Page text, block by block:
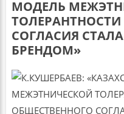
МОДЕЛЬ
СОГЛАСИЯ
БРЕНДОМ»